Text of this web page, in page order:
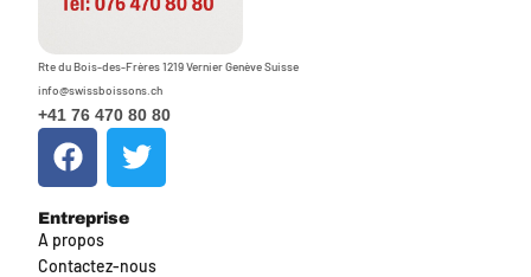
Rte du Bois-des-Frères 1219 Vernier Genève Suisse
info@swissboissons.ch
+41 76 470 80 80
Entreprise
A propos
Contactez-nous